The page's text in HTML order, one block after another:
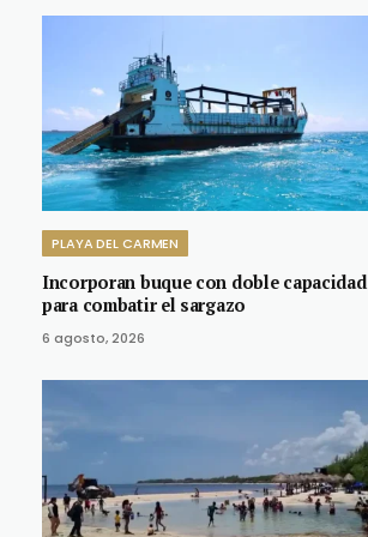
PLAYA DEL CARMEN
Incorporan buque con doble capacidad
para combatir el sargazo
6 agosto, 2026